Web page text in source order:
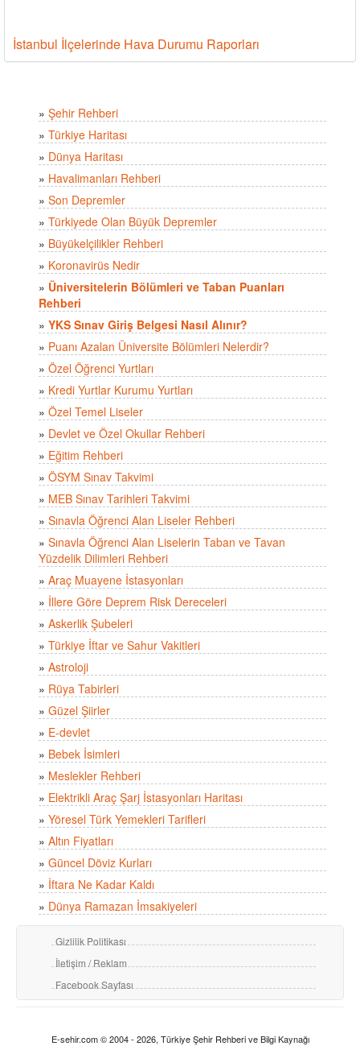
İstanbul İlçelerinde Hava Durumu Raporları
» Şehir Rehberi
» Türkiye Haritası
» Dünya Haritası
» Havalimanları Rehberi
» Son Depremler
» Türkiyede Olan Büyük Depremler
» Büyükelçilikler Rehberi
» Koronavirüs Nedir
» Üniversitelerin Bölümleri ve Taban Puanları
Rehberi
» YKS Sınav Giriş Belgesi Nasıl Alınır?
» Puanı Azalan Üniversite Bölümleri Nelerdir?
» Özel Öğrenci Yurtları
» Kredi Yurtlar Kurumu Yurtları
» Özel Temel Liseler
» Devlet ve Özel Okullar Rehberi
» Eğitim Rehberi
» ÖSYM Sınav Takvimi
» MEB Sınav Tarihleri Takvimi
» Sınavla Öğrenci Alan Liseler Rehberi
» Sınavla Öğrenci Alan Liselerin Taban ve Tavan
Yüzdelik Dilimleri Rehberi
» Araç Muayene İstasyonları
» İllere Göre Deprem Risk Dereceleri
» Askerlik Şubeleri
» Türkiye İftar ve Sahur Vakitleri
» Astroloji
» Rüya Tabirleri
» Güzel Şiirler
» E-devlet
» Bebek İsimleri
» Meslekler Rehberi
» Elektrikli Araç Şarj İstasyonları Haritası
» Yöresel Türk Yemekleri Tarifleri
» Altın Fiyatları
» Güncel Döviz Kurları
» İftara Ne Kadar Kaldı
» Dünya Ramazan İmsakiyeleri
Gizlilik Politikası
İletişim / Reklam
Facebook Sayfası
E-sehir.com © 2004 - 2026, Türkiye Şehir Rehberi ve Bilgi Kaynağı